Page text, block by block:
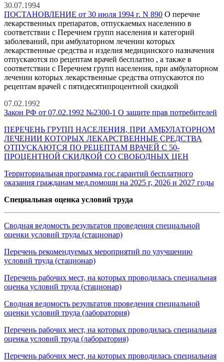
30.07.1994
ПОСТАНОВЛЕНИЕ от 30 июля 1994 г. N 890 О перечне
лекарственных препаратов, отпускаемых населению в
соответствии с Перечнем групп населения и категорий
заболеваний, при амбулаторном лечении которых
лекарственные средства и изделия медицинского назначения
отпускаются по рецептам врачей бесплатно , а также в
соответствии с Перечнем групп населения, при амбулаторном
лечении которых лекарственные средства отпускаются по
рецептам врачей с пятидесятипроцентной скидкой
07.02.1992
Закон РФ от 07.02.1992 №2300-1 О защите прав потребителей
ПЕРЕЧЕНЬ ГРУПП НАСЕЛЕНИЯ, ПРИ АМБУЛАТОРНОМ
ЛЕЧЕНИИ КОТОРЫХ ЛЕКАРСТВЕННЫЕ СРЕДСТВА
ОТПУСКАЮТСЯ ПО РЕЦЕПТАМ ВРАЧЕЙ С 50-
ПРОЦЕНТНОЙ СКИДКОЙ СО СВОБОДНЫХ ЦЕН
Территориальная программа гос.гарантий бесплатного
оказания гражданам мед.помощи на 2025 г, 2026 и 2027 годы
Специальная оценка условий труда
Сводная ведомость результатов проведения специальной
оценки условий труда (стационар)
Перечень рекомендуемых мероприятий по улучшению
условий труда (стационар)
Перечень рабочих мест, на которых проводилась специальная
оценка условий труда (стационар)
Сводная ведомость результатов проведения специальной
оценки условий труда (лаборатория)
Перечень рабочих мест, на которых проводилась специальная
оценка условий труда (лаборатория)
Перечень рабочих мест, на которых проводилась специальная